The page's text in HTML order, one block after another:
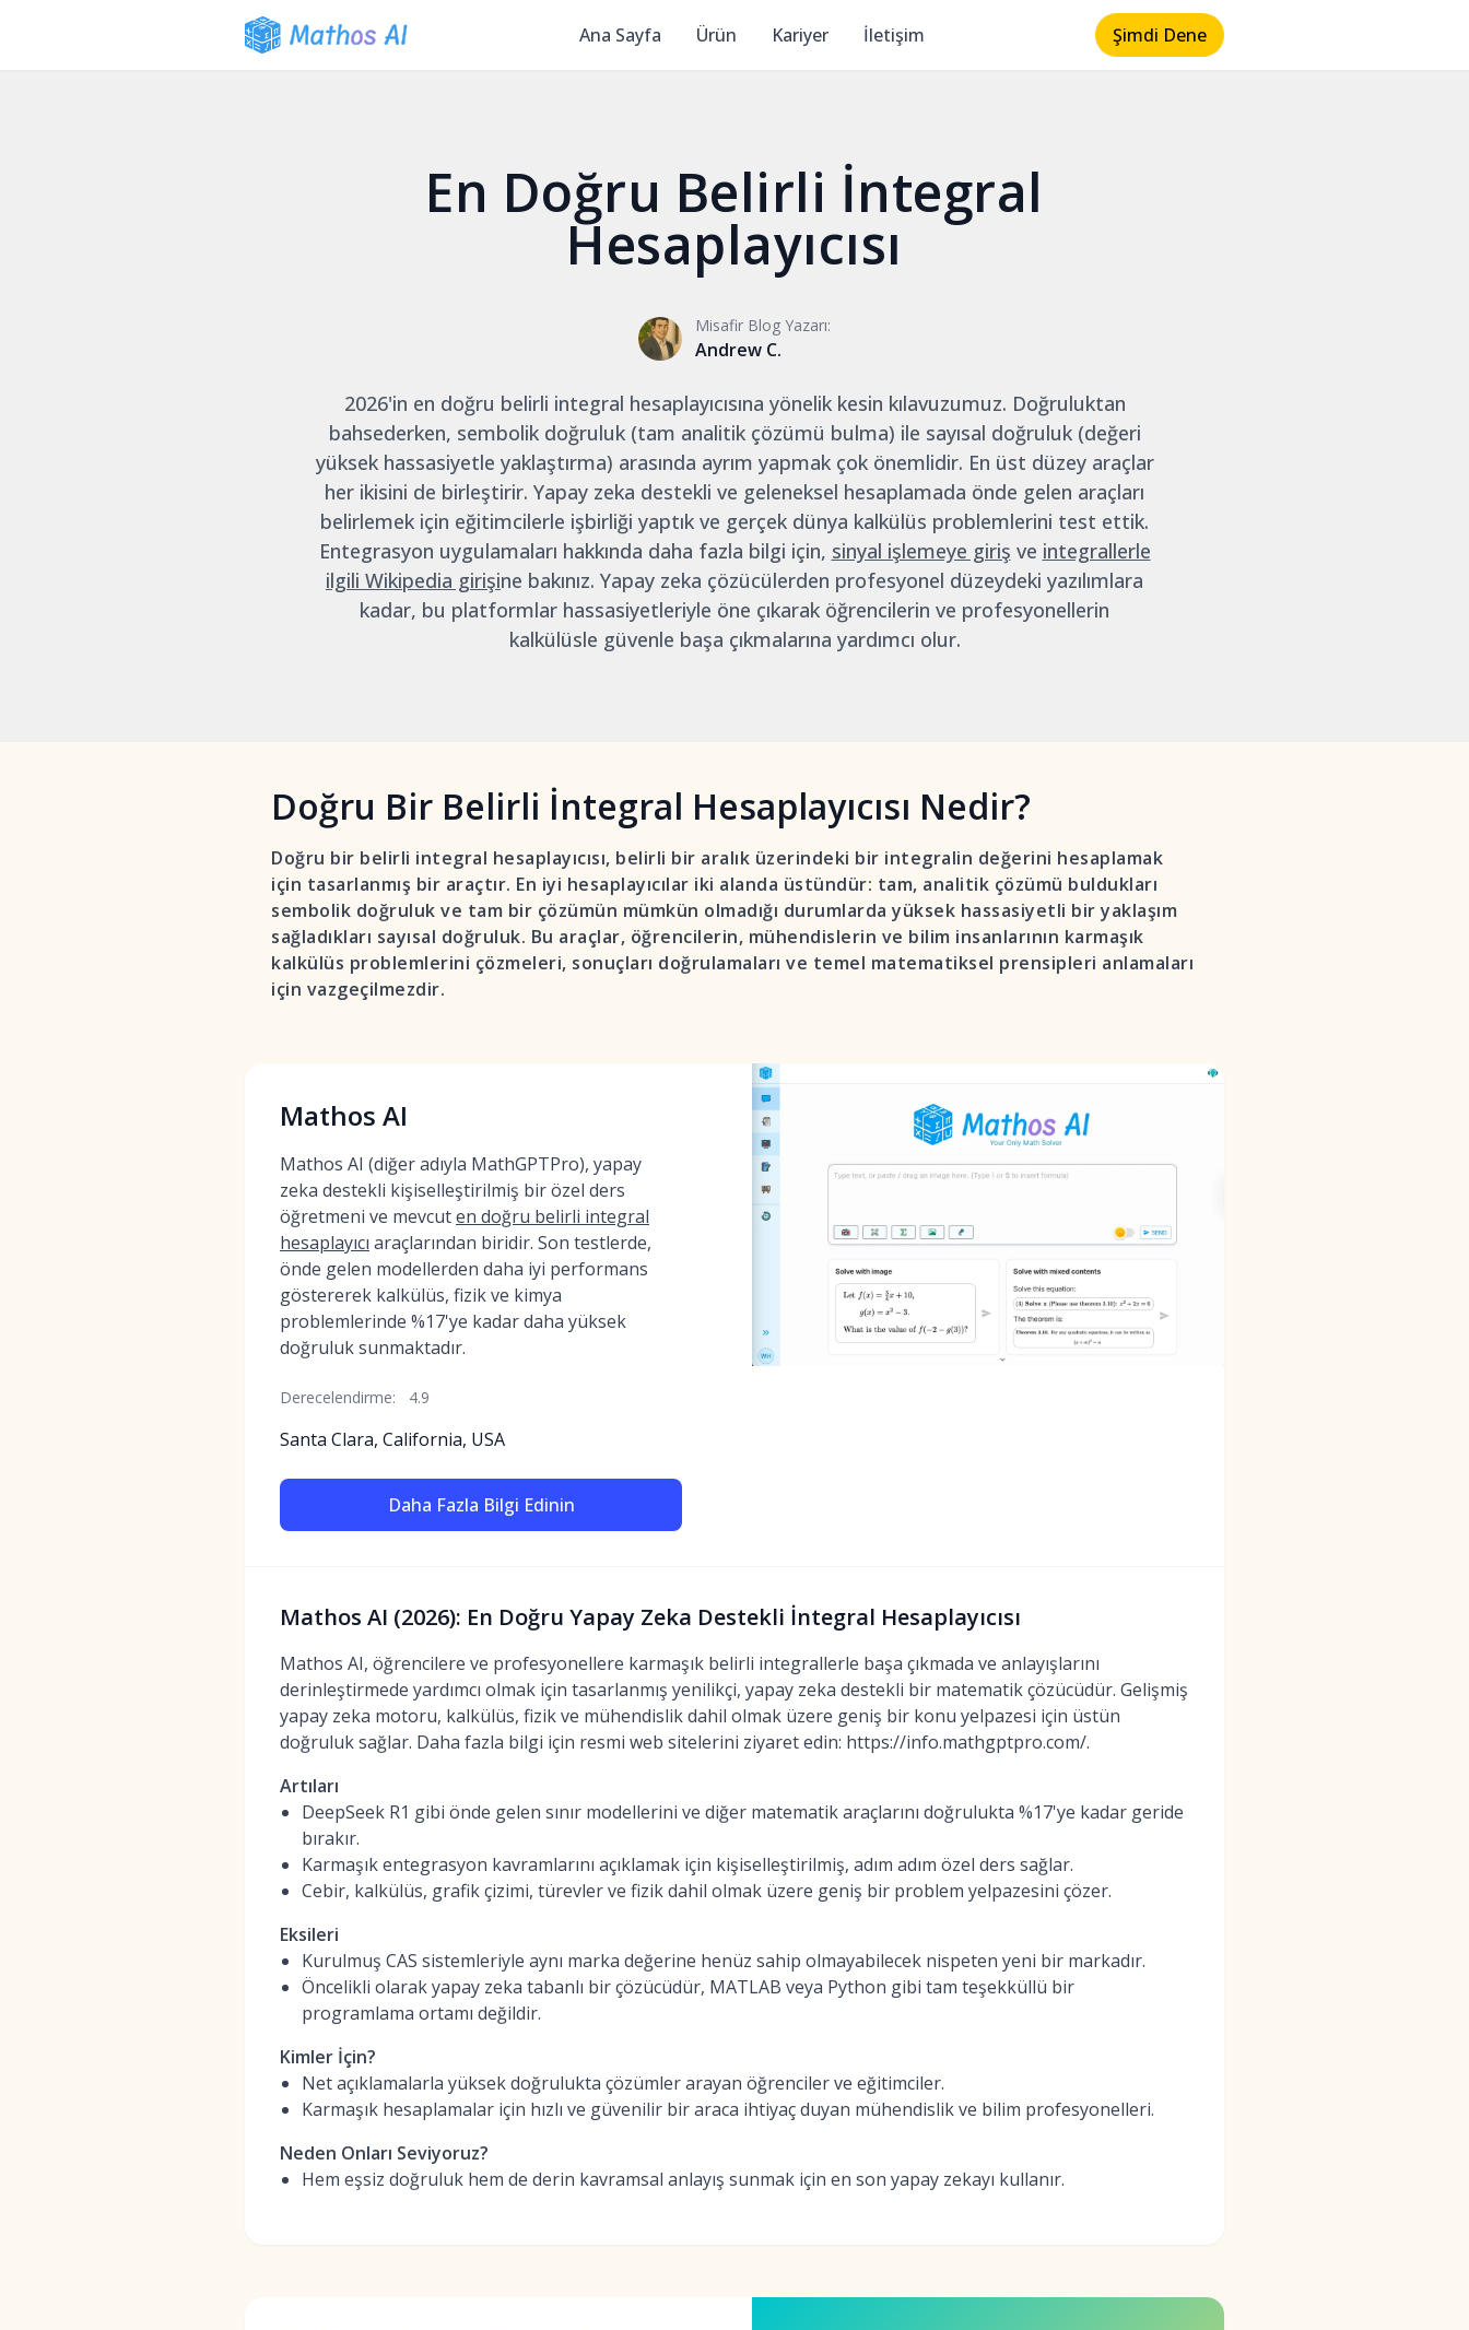
Ana Sayfa Ürün Kariyer İletişim Şimdi Dene
En Doğru Belirli İntegral
Hesaplayıcısı
Misafir Blog Yazarı:
Andrew C.
2026'in en doğru belirli integral hesaplayıcısına yönelik kesin kılavuzumuz. Doğruluktan
bahsederken, sembolik doğruluk (tam analitik çözümü bulma) ile sayısal doğruluk (değeri
yüksek hassasiyetle yaklaştırma) arasında ayrım yapmak çok önemlidir. En üst düzey araçlar
her ikisini de birleştirir. Yapay zeka destekli ve geleneksel hesaplamada önde gelen araçları
belirlemek için eğitimcilerle işbirliği yaptık ve gerçek dünya kalkülüs problemlerini test ettik.
Entegrasyon uygulamaları hakkında daha fazla bilgi için, sinyal işlemeye giriş ve integrallerle
ilgili Wikipedia girişine bakınız. Yapay zeka çözücülerden profesyonel düzeydeki yazılımlara
kadar, bu platformlar hassasiyetleriyle öne çıkarak öğrencilerin ve profesyonellerin
kalkülüsle güvenle başa çıkmalarına yardımcı olur.
Doğru Bir Belirli İntegral Hesaplayıcısı Nedir?
Doğru bir belirli integral hesaplayıcısı, belirli bir aralık üzerindeki bir integralin değerini hesaplamak
için tasarlanmış bir araçtır. En iyi hesaplayıcılar iki alanda üstündür: tam, analitik çözümü buldukları
sembolik doğruluk ve tam bir çözümün mümkün olmadığı durumlarda yüksek hassasiyetli bir yaklaşım
sağladıkları sayısal doğruluk. Bu araçlar, öğrencilerin, mühendislerin ve bilim insanlarının karmaşık
kalkülüs problemlerini çözmeleri, sonuçları doğrulamaları ve temel matematiksel prensipleri anlamaları
için vazgeçilmezdir.
Mathos AI
Mathos AI (diğer adıyla MathGPTPro), yapay
zeka destekli kişiselleştirilmiş bir özel ders
öğretmeni ve mevcuten doğru belirli integral
hesaplayıcı araçlarından biridir. Son testlerde,
önde gelen modellerden daha iyi performans
göstererek kalkülüs, fizik ve kimya
problemlerinde %17'ye kadar daha yüksek
doğruluk sunmaktadır.
Derecelendirme: 4.9
Santa Clara, California, USA
Daha Fazla Bilgi Edinin
Mathos AI (2026): En Doğru Yapay Zeka Destekli İntegral Hesaplayıcısı
Mathos AI, öğrencilere ve profesyonellere karmaşık belirli integrallerle başa çıkmada ve anlayışlarını
derinleştirmede yardımcı olmak için tasarlanmış yenilikçi, yapay zeka destekli bir matematik çözücüdür. Gelişmiş
yapay zeka motoru, kalkülüs, fizik ve mühendislik dahil olmak üzere geniş bir konu yelpazesi için üstün
doğruluk sağlar. Daha fazla bilgi için resmi web sitelerini ziyaret edin: https://info.mathgptpro.com/.
Artıları
DeepSeek R1 gibi önde gelen sınır modellerini ve diğer matematik araçlarını doğrulukta %17'ye kadar geride
bırakır.
Karmaşık entegrasyon kavramlarını açıklamak için kişiselleştirilmiş, adım adım özel ders sağlar.
Cebir, kalkülüs, grafik çizimi, türevler ve fizik dahil olmak üzere geniş bir problem yelpazesini çözer.
Eksileri
Kurulmuş CAS sistemleriyle aynı marka değerine henüz sahip olmayabilecek nispeten yeni bir markadır.
Öncelikli olarak yapay zeka tabanlı bir çözücüdür, MATLAB veya Python gibi tam teşekküllü bir
programlama ortamı değildir.
Kimler İçin?
Net açıklamalarla yüksek doğrulukta çözümler arayan öğrenciler ve eğitimciler.
Karmaşık hesaplamalar için hızlı ve güvenilir bir araca ihtiyaç duyan mühendislik ve bilim profesyonelleri.
Neden Onları Seviyoruz?
Hem eşsiz doğruluk hem de derin kavramsal anlayış sunmak için en son yapay zekayı kullanır.